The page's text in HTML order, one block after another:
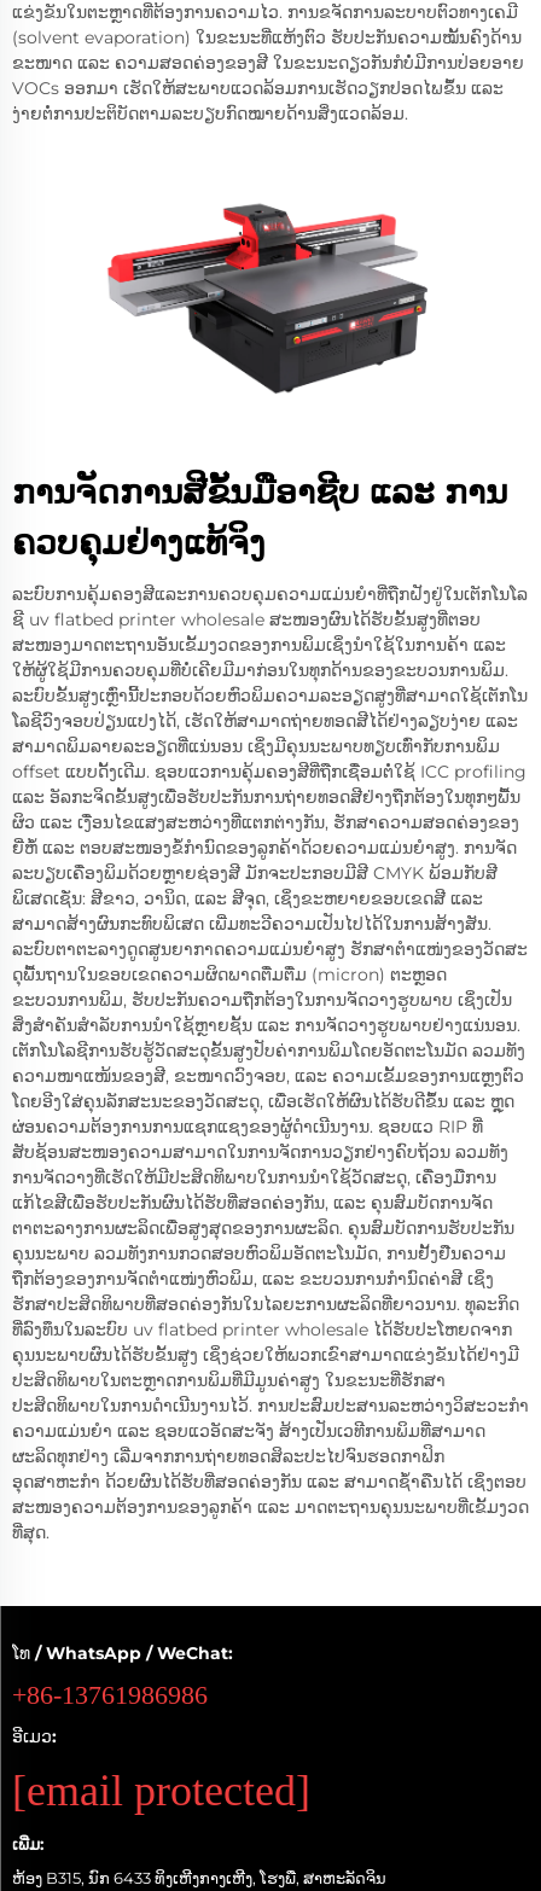
ແຂ່ງຂັນໃນຕະຫຼາດທີ່ຕ້ອງການຄວາມໄວ. ການຂຈັດການລະບາບຕົວທາງເຄມີ
(solvent evaporation) ໃນຂະນະທີ່ແຫ້ງຕົວ ຮັບປະກັນຄວາມໝັ້ນຄົງດ້ານ
ຂະໜາດ ແລະ ຄວາມສອດຄ່ອງຂອງສີ ໃນຂະນະດຽວກັນກໍບໍ່ມີການປ່ອຍອາຍ
VOCs ອອກມາ ເຮັດໃຫ້ສະພາບແວດລ້ອມການເຮັດວຽກປອດໄພຂຶ້ນ ແລະ
ງ່າຍຕໍ່ການປະຕິບັດຕາມລະບຽບກົດໝາຍດ້ານສິ່ງແວດລ້ອມ.
ການຈັດການສີຂັ້ນມືອາຊີບ ແລະ ການ
ຄວບຄຸມຢ່າງແທ້ຈິງ
ລະບົບການຄຸ້ມຄອງສີແລະການຄວບຄຸມຄວາມແມ່ນຍຳທີ່ຖືກຝັງຢູ່ໃນເຕັກໂນໂລ
ຊີ uv flatbed printer wholesale ສະໜອງຜົນໄດ້ຮັບຂັ້ນສູງທີ່ຕອບ
ສະໜອງມາດຕະຖານອັນເຂັ້ມງວດຂອງການພິມເຊິ່ງນຳໃຊ້ໃນການຄ້າ ແລະ
ໃຫ້ຜູ້ໃຊ້ມີການຄວບຄຸມທີ່ບໍ່ເຄີຍມີມາກ່ອນໃນທຸກດ້ານຂອງຂະບວນການພິມ.
ລະບົບຂັ້ນສູງເຫຼົ່ານີ້ປະກອບດ້ວຍຫົວພິມຄວາມລະອຽດສູງທີ່ສາມາດໃຊ້ເຕັກໂນ
ໂລຊີວົງຈອບປ່ຽນແປງໄດ້, ເຮັດໃຫ້ສາມາດຖ່າຍທອດສີໄດ້ຢ່າງລຽບງ່າຍ ແລະ
ສາມາດພິມລາຍລະອຽດທີ່ແນ່ນອນ ເຊິ່ງມີຄຸນນະພາບທຽບເທົ່າກັບການພິມ
offset ແບບດັ້ງເດີມ. ຊອບແວການຄຸ້ມຄອງສີທີ່ຖືກເຊື່ອມຕໍ່ໃຊ້ ICC profiling
ແລະ ອັລກະຈິດຂັ້ນສູງເພື່ອຮັບປະກັນການຖ່າຍທອດສີຢ່າງຖືກຕ້ອງໃນທຸກໆພື້ນ
ຜິວ ແລະ ເງື່ອນໄຂແສງສະຫວ່າງທີ່ແຕກຕ່າງກັນ, ຮັກສາຄວາມສອດຄ່ອງຂອງ
ຍີ່ຫໍ້ ແລະ ຕອບສະໜອງຂໍ້ກຳນົດຂອງລູກຄ້າດ້ວຍຄວາມແມ່ນຍຳສູງ. ການຈັດ
ລະບຽບເຄື່ອງພິມດ້ວຍຫຼາຍຊ່ອງສີ ມັກຈະປະກອບມີສີ CMYK ພ້ອມກັບສີ
ພິເສດເຊັ່ນ: ສີຂາວ, ວານິດ, ແລະ ສີຈຸດ, ເຊິ່ງຂະຫຍາຍຂອບເຂດສີ ແລະ
ສາມາດສ້າງຜົນກະທົບພິເສດ ເພີ່ມທະວີຄວາມເປັນໄປໄດ້ໃນການສ້າງສັນ.
ລະບົບຕາຕະລາງດູດສູນຍາກາດຄວາມແມ່ນຍຳສູງ ຮັກສາຕຳແໜ່ງຂອງວັດສະ
ດຸພື້ນຖານໃນຂອບເຂດຄວາມຜິດພາດຕື່ມຕື່ມ (micron) ຕະຫຼອດ
ຂະບວນການພິມ, ຮັບປະກັນຄວາມຖືກຕ້ອງໃນການຈັດວາງຮູບພາບ ເຊິ່ງເປັນ
ສິ່ງສຳຄັນສຳລັບການນຳໃຊ້ຫຼາຍຊັ້ນ ແລະ ການຈັດວາງຮູບພາບຢ່າງແນ່ນອນ.
ເຕັກໂນໂລຊີການຮັບຮູ້ວັດສະດຸຂັ້ນສູງປັບຄ່າການພິມໂດຍອັດຕະໂນມັດ ລວມທັງ
ຄວາມໜາແໜ້ນຂອງສີ, ຂະໜາດວົງຈອບ, ແລະ ຄວາມເຂັ້ມຂອງການແຫຼງຕົວ
ໂດຍອີງໃສ່ຄຸນລັກສະນະຂອງວັດສະດຸ, ເພື່ອເຮັດໃຫ້ຜົນໄດ້ຮັບດີຂຶ້ນ ແລະ ຫຼຸດ
ຜ່ອນຄວາມຕ້ອງການການແຊກແຊງຂອງຜູ້ດຳເນີນງານ. ຊອບແວ RIP ທີ່
ສັບຊ້ອນສະໜອງຄວາມສາມາດໃນການຈັດການວຽກຢ່າງຄົບຖ້ວນ ລວມທັງ
ການຈັດວາງທີ່ເຮັດໃຫ້ມີປະສິດທິພາບໃນການນຳໃຊ້ວັດສະດຸ, ເຄື່ອງມືການ
ແກ້ໄຂສີເພື່ອຮັບປະກັນຜົນໄດ້ຮັບທີ່ສອດຄ່ອງກັນ, ແລະ ຄຸນສົມບັດການຈັດ
ຕາຕະລາງການຜະລິດເພື່ອສູງສຸດຂອງການຜະລິດ. ຄຸນສົມບັດການຮັບປະກັນ
ຄຸນນະພາບ ລວມທັງການກວດສອບຫົວພິມອັດຕະໂນມັດ, ການຢັ້ງຢືນຄວາມ
ຖືກຕ້ອງຂອງການຈັດຕຳແໜ່ງຫົວພິມ, ແລະ ຂະບວນການກຳນົດຄ່າສີ ເຊິ່ງ
ຮັກສາປະສິດທິພາບທີ່ສອດຄ່ອງກັນໃນໄລຍະການຜະລິດທີ່ຍາວນານ. ທຸລະກິດ
ທີ່ລົງທຶນໃນລະບົບ uv flatbed printer wholesale ໄດ້ຮັບປະໂຫຍດຈາກ
ຄຸນນະພາບຜົນໄດ້ຮັບຂັ້ນສູງ ເຊິ່ງຊ່ວຍໃຫ້ພວກເຂົາສາມາດແຂ່ງຂັນໄດ້ຢ່າງມີ
ປະສິດທິພາບໃນຕະຫຼາດການພິມທີ່ມີມູນຄ່າສູງ ໃນຂະນະທີ່ຮັກສາ
ປະສິດທິພາບໃນການດຳເນີນງານໄວ້. ການປະສົມປະສານລະຫວ່າງວິສະວະກຳ
ຄວາມແມ່ນຍຳ ແລະ ຊອບແວອັດສະຈັງ ສ້າງເປັນເວທີການພິມທີ່ສາມາດ
ຜະລິດທຸກຢ່າງ ເລີ່ມຈາກການຖ່າຍທອດສິລະປະໄປຈົນຮອດກາຟິກ
ອຸດສາຫະກຳ ດ້ວຍຜົນໄດ້ຮັບທີ່ສອດຄ່ອງກັນ ແລະ ສາມາດຊ້ຳຄືນໄດ້ ເຊິ່ງຕອບ
ສະໜອງຄວາມຕ້ອງການຂອງລູກຄ້າ ແລະ ມາດຕະຖານຄຸນນະພາບທີ່ເຂັ້ມງວດ
ທີ່ສຸດ.
ໂທ / WhatsApp / WeChat:
+86-13761986986
ອີເມວ:
[email protected]
ເພີ່ມ:
ຫ້ອງ B315, ນົກ 6433 ທິງເຫີງກາງເຫີງ, ໂຮງພື, ສາຫະລັດຈິນ